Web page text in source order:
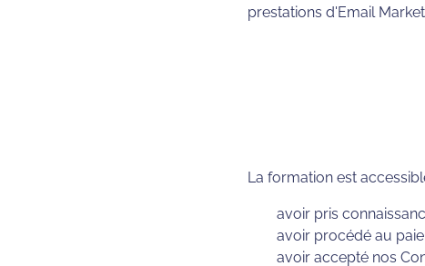
prestations d'Email
La formation est
avoir pris
avoir procédé au
avoir accepté nos